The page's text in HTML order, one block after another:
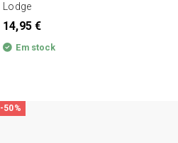
Lodge
14,95 €
Em stock
-50%